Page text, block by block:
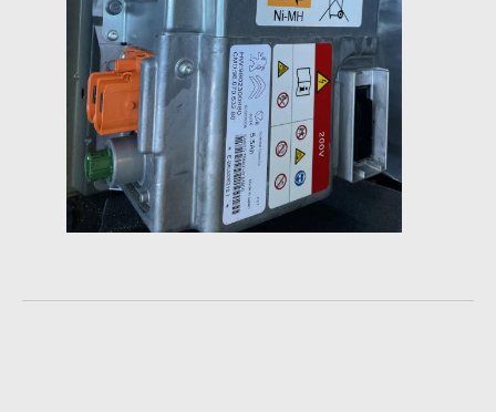
MULTIMEDIJA
MULTIMEDIJA